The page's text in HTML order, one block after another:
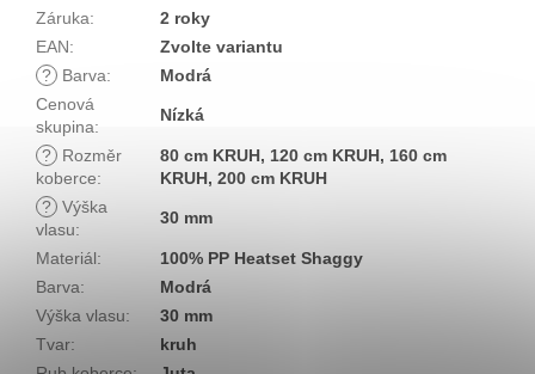
Záruka:
2 roky
EAN:
Zvolte variantu
?
Barva:
Modrá
Cenová
skupina:
Nízká
?
Rozměr
koberce:
80 cm KRUH, 120 cm KRUH, 160 cm
KRUH, 200 cm KRUH
? Výška
vlasu:
30 mm
Materiál:
100% PP Heatset Shaggy
Barva:
Modrá
Výška vlasu:
30 mm
Tvar:
kruh